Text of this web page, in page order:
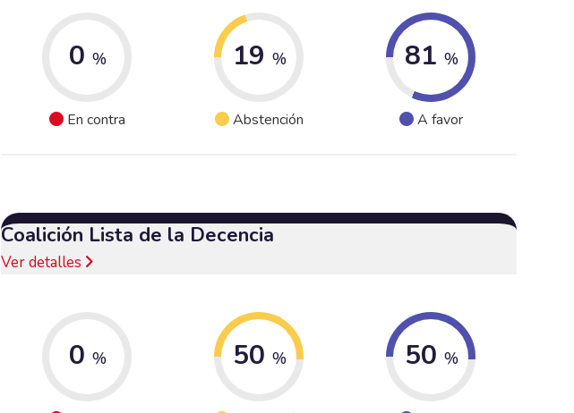
0 %
En contra
19 %
Abstención
81 %
A favor
Coalición Lista de la Decencia
Ver detalles
0 % 50 % 50 %